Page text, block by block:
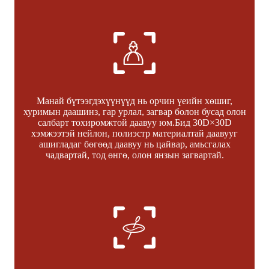
Манай бүтээгдэхүүнүүд нь орчин үеийн хөшиг,
хуримын даашинз, гар урлал, загвар болон бусад олон
салбарт тохиромжтой даавуу юм.Бид 30D×30D
хэмжээтэй нейлон, полиэстр материалтай даавууг
ашигладаг бөгөөд даавуу нь цайвар, амьсгалах
чадвартай, тод өнгө, олон янзын загвартай.